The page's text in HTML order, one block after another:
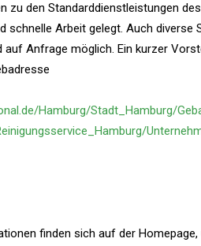
zu den Standarddienstleistungen
schnelle Arbeit gelegt. Auch diverse
auf Anfrage möglich. Ein kurzer
Hamburg/Stadt_Hamburg/
finden sich auf der